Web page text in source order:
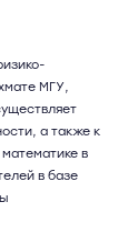
МГУ,
а также к
в
в базе